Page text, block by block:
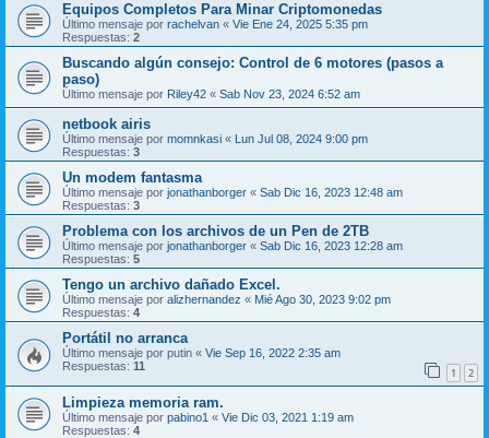
Equipos Completos Para Minar Criptomonedas
Último mensaje por rachelvan « Vie Ene 24, 2025 5:35 pm
Respuestas: 2
Buscando algún consejo: Control de 6 motores (pasos a
paso)
Último mensaje por Riley42 « Sab Nov 23, 2024 6:52 am
netbook airis
Último mensaje por momnkasi « Lun Jul 08, 2024 9:00 pm
Respuestas: 3
Un modem fantasma
Último mensaje por jonathanborger « Sab Dic 16, 2023 12:48 am
Respuestas: 3
Problema con los archivos de un Pen de 2TB
Último mensaje por jonathanborger « Sab Dic 16, 2023 12:28 am
Respuestas: 5
Tengo un archivo dañado Excel.
Último mensaje por alizhernandez « Mié Ago 30, 2023 9:02 pm
Respuestas: 4
Portátil no arranca
Último mensaje por putin « Vie Sep 16, 2022 2:35 am
Respuestas: 11 1 2
Limpieza memoria ram.
Último mensaje por pabino1 « Vie Dic 03, 2021 1:19 am
Respuestas: 4